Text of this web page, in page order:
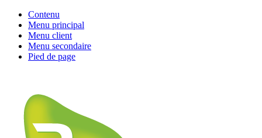
Contenu
Menu principal
Menu client
Menu secondaire
Pied de page